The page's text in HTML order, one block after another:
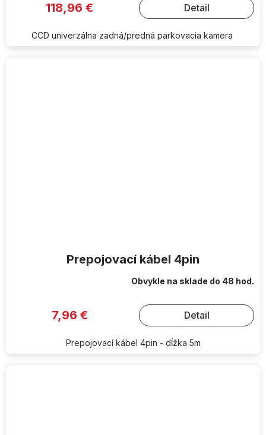
118,96 € Detail
CCD univerzálna zadná/predná parkovacia kamera
Prepojovací kábel 4pin
Obvykle na sklade do 48 hod.
7,96 € Detail
Prepojovací kábel 4pin - dĺžka 5m